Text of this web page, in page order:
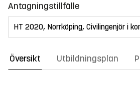
Antagningstillfälle
Översikt Utbildningsplan